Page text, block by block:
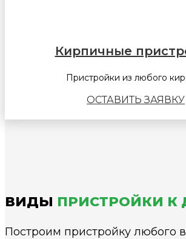
Кирпичные
Пристройки из любого
ОСТАВИТЬ ЗАЯВКУ
ВИДЫ ПРИСТРОЙКИ К
Построим пристройку любого